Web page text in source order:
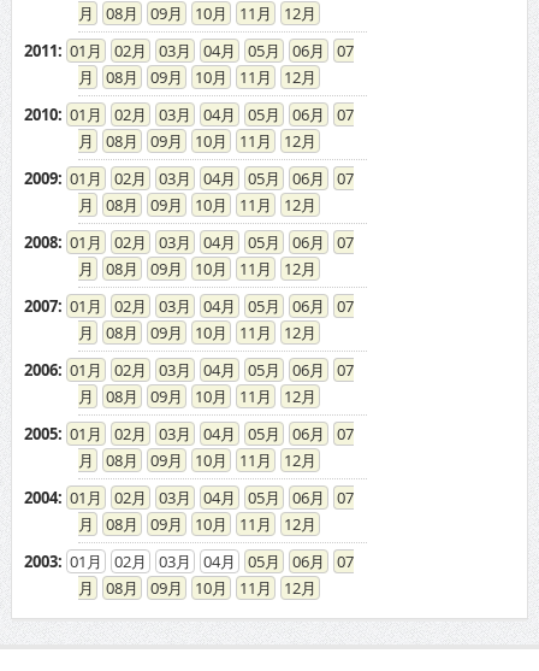
08
09 10 11
12
2011: 01 02 03 04 05 06
07
08
09 10 11
12
2010: 01 02 03 04 05 06
07
08
09 10 11
12
2009: 01 02 03 04 05 06
07
08
09 10 11
12
2008: 01 02 03 04 05 06
07
08
09 10 11
12
2007: 01 02 03 04 05 06
07
08
09 10 11
12
2006: 01 02 03 04 05 06
07
08
09 10 11
12
2005: 01 02 03 04 05 06
07
08
09 10 11
12
2004: 01 02 03 04 05 06
07
08
09 10 11
12
2003: 01 02 03 04 05 06
07
08
09 10 11 12